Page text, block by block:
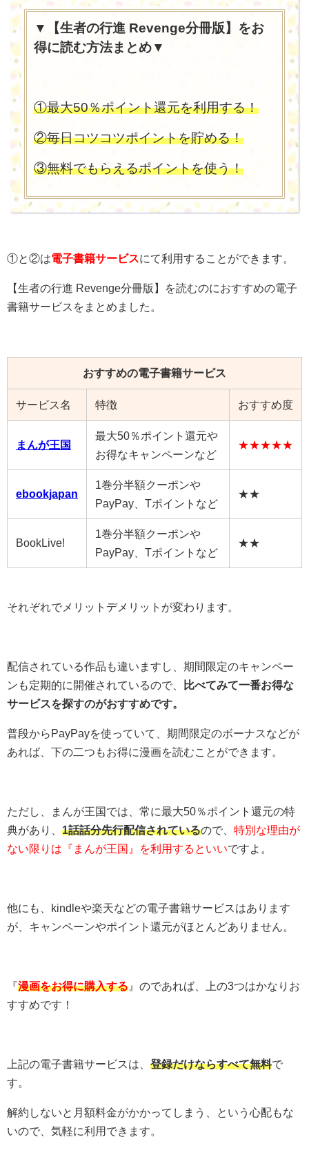
▼【生者の行進 Revenge分冊版】をお
得に読む方法まとめ▼
①最大50％ポイント還元を利用する！
②毎日コツコツポイントを貯める！
③無料でもらえるポイントを使う！
①と②は電子書籍サービスにて利用することができます。
【生者の行進 Revenge分冊版】を読むのにおすすめの電子
書籍サービスをまとめました。
おすすめの電子書籍サービス
サービス名 特徴 おすすめ度
まんが王国
最大50％ポイント還元や
お得なキャンペーンなど
★★★★★
ebookjapan
1巻分半額クーポンや
PayPay、Tポイントなど
★★
BookLive!
1巻分半額クーポンや
PayPay、Tポイントなど
★★
それぞれでメリットデメリットが変わります。
配信されている作品も違いますし、期間限定のキャンペー
ンも定期的に開催されているので、
比べてみて一番お得な
サービスを探すのがおすすめです。
普段からPayPayを使っていて、期間限定のボーナスなどが
あれば、下の二つもお得に漫画を読むことができます。
ただし、まんが王国では、常に最大50％ポイント還元の特
典があり、 1話話分先行配信されているので、 特別な理由が
ない限りは『まんが王国』を利用するといいですよ。
他にも、kindleや楽天などの電子書籍サービスはあります
が、キャンペーンやポイント還元がほとんどありません。
『漫画をお得に購入する 』のであれば、上の3つはかなりお
すすめです！
上記の電子書籍サービスは、 登録だけならすべて無料で
す。
解約しないと月額料金がかかってしまう、という心配もな
いので、気軽に利用できます。